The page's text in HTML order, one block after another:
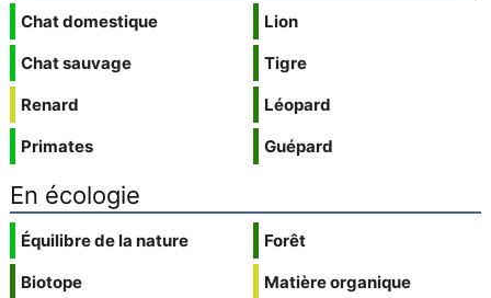
Chat domestique
Chat sauvage
Renard
Primates
Lion
Tigre
Léopard
Guépard
En écologie
Équilibre de la nature
Biotope
Forêt
Matière organique